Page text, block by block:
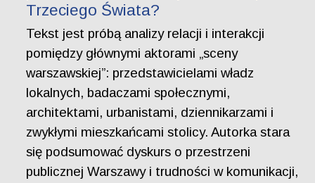
Trzeciego Świata?
Tekst jest próbą analizy relacji i interakcji
pomiędzy głównymi aktorami „sceny
warszawskiej”: przedstawicielami władz
lokalnych, badaczami społecznymi,
architektami, urbanistami, dziennikarzami i
zwykłymi mieszkańcami stolicy. Autorka stara
się podsumować dyskurs o przestrzeni
publicznej Warszawy i trudności w komunikacji,